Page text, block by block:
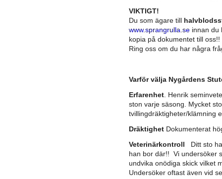
VIKTIGT!
Du som ägare till
www.sprangrulla.se innan du
kopia på dokumentet till oss!!
Ring oss om du har några
Varför välja Nygårdens
Erfarenhet. Henrik
ston varje säsong. Mycket
tvillingdräktigheter/klämning
Dräktighet Dokumenterat
Veterinärkontroll
Ditt sto
han bor där!! Vi undersöker
undvika onödiga skick vilket
Undersöker oftast även vid